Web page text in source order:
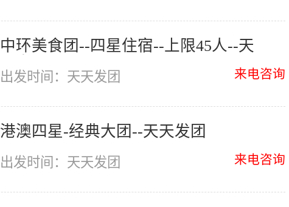
中环美食团--四星住宿--上限45人--天
出发时间：天天发团 来电咨询
港澳四星-经典大团--天天发团
出发时间：天天发团 来电咨询